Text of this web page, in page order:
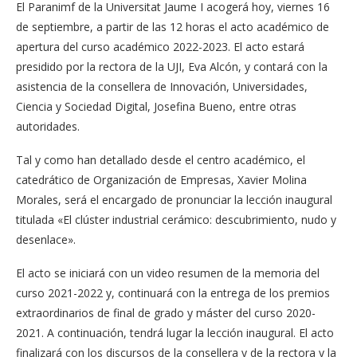
El Paranimf de la Universitat Jaume I acogerá hoy, viernes 16
de septiembre, a partir de las 12 horas el acto académico de
apertura del curso académico 2022-2023. El acto estará
presidido por la rectora de la UJI, Eva Alcón, y contará con la
asistencia de la consellera de Innovación, Universidades,
Ciencia y Sociedad Digital, Josefina Bueno, entre otras
autoridades.
Tal y como han detallado desde el centro académico, el
catedrático de Organización de Empresas, Xavier Molina
Morales, será el encargado de pronunciar la lección inaugural
titulada «El clúster industrial cerámico: descubrimiento, nudo y
desenlace».
El acto se iniciará con un video resumen de la memoria del
curso 2021-2022 y, continuará con la entrega de los premios
extraordinarios de final de grado y máster del curso 2020-
2021. A continuación, tendrá lugar la lección inaugural. El acto
finalizará con los discursos de la consellera y de la rectora y la